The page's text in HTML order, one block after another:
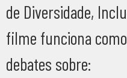
de Diversidade,
filme funciona
debates sobre: